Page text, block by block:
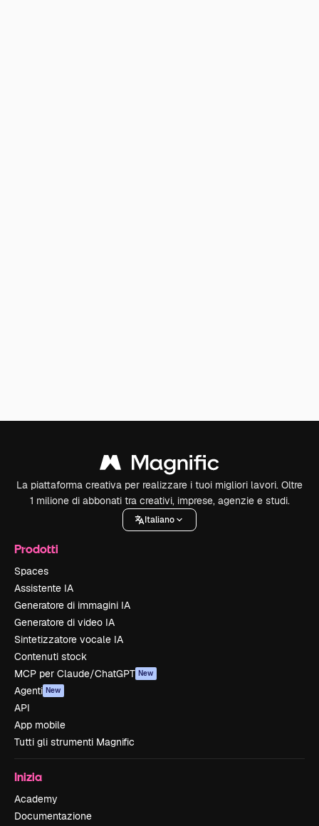
La piattaforma creativa per realizzare i tuoi migliori lavori. Oltre
1 milione di abbonati tra creativi, imprese, agenzie e studi.
Italiano
Prodotti
Spaces
Assistente IA
Generatore di immagini IA
Generatore di video IA
Sintetizzatore vocale IA
Contenuti stock
MCP per Claude/ChatGPT New
Agenti New
API
App mobile
Tutti gli strumenti Magnific
Inizia
Academy
Documentazione